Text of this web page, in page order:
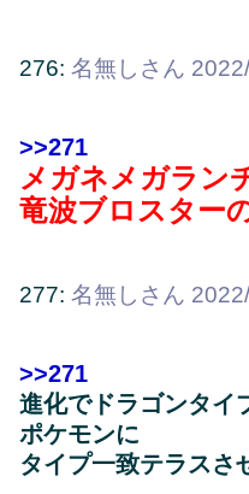
276: 名無しさん
>>271
メガネメガラン
竜波ブロスター
277: 名無しさん
>>271
進化でドラゴンタイ
ポケモンに
タイプ一致テラス